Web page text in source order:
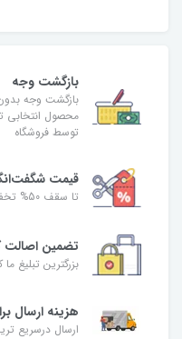
بازگشت وجه
بازگشت وجه
محصول انتخابی
توسط فروشگاه
قیمت
تا سقف 50% تخفیف
تضمین اصالت
بزرگترین تبلیغ
هزینه ارسال
ارسال درسریع